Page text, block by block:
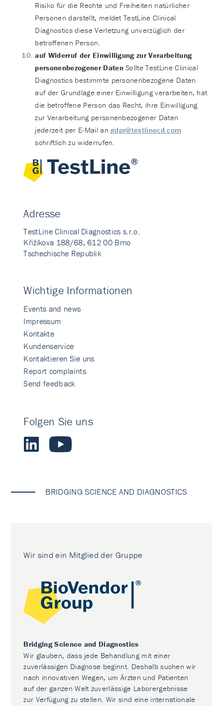
Risiko für die Rechte und Freiheiten natürlicher
Personen darstellt, meldet TestLine Clinical
Diagnostics diese Verletzung unverzüglich der
betroffenen Person.
auf Widerruf der Einwilligung zur Verarbeitung
personenbezogener DatenSollte TestLine Clinical
Diagnostics bestimmte personenbezogene Daten
auf der Grundlage einer Einwilligung verarbeiten, hat
die betroffene Person das Recht, ihre Einwilligung
zur Verarbeitung personenbezogener Daten
jederzeit per E-Mail angdpr@testlinecd.com
schriftlich zu widerrufen.
Adresse
TestLine Clinical Diagnostics s.r.o.
Křižíkova 188/68, 612 00 Brno
Tschechische Republik
Wichtige Informationen
Events and news
Impressum
Kontakte
Kundenservice
Kontaktieren Sie uns
Report complaints
Send feedback
Folgen Sie uns
BRIDGING SCIENCE AND DIAGNOSTICS
Wir sind ein Mitglied der Gruppe
Bridging Science and Diagnostics
Wir glauben, dass jede Behandlung mit einer
zuverlässigen Diagnose beginnt. Deshalb suchen wir
nach innovativen Wegen, um Ärzten und Patienten
auf der ganzen Welt zuverlässige Laborergebnisse
zur Verfügung zu stellen. Wir sind eine internationale